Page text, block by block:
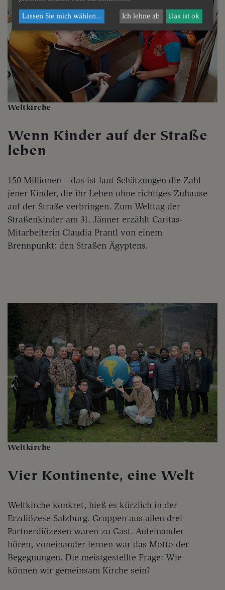
Weltkirche
Wenn Kinder auf der Straße
leben
150 Millionen – das ist laut Schätzungen die Zahl
jener Kinder, die ihr Leben ohne richtiges Zuhause
auf der Straße verbringen. Zum Welttag der
Straßenkinder am 31. Jänner erzählt Caritas-
Mitarbeiterin Claudia Prantl von einem
Brennpunkt: den Straßen Ägyptens.
Weltkirche
Vier Kontinente, eine Welt
Weltkirche konkret, hieß es kürzlich in der
Erzdiözese Salzburg. Gruppen aus allen drei
Partnerdiözesen waren zu Gast. Aufeinander
hören, voneinander lernen war das Motto der
Begegnungen. Die meistgestellte Frage: Wie
können wir gemeinsam Kirche sein?
Lassen Sie mich wählen... Ich lehne ab Das ist ok